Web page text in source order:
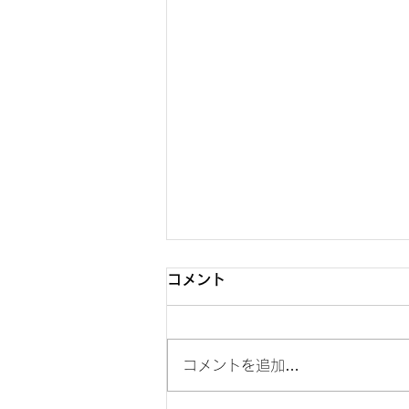
「入学写真」
コメント
コメントを追加…